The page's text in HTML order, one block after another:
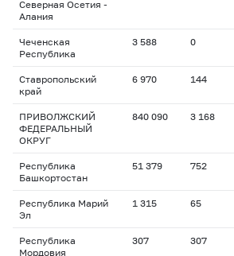
Северная Осетия -
Алания
Чеченская
Республика
3 588 0
Ставропольский
край
6 970 144
ПРИВОЛЖСКИЙ
ФЕДЕРАЛЬНЫЙ
ОКРУГ
840 090 3 168
Республика
Башкортостан
51 379 752
Республика Марий
Эл
1 315 65
Республика
Мордовия
307 307